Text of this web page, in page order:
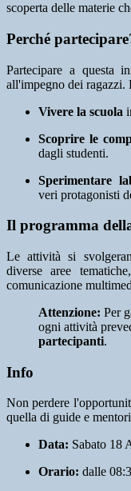
scoperta delle materie
Perché
Partecipare a questa
all'impegno dei ragazzi.
Vivere la scuola
Scoprire le
dagli studenti.
Sperimentare
veri protagonisti
Il programma
Le attività si
diverse aree
comunicazione
Attenzione: Per
ogni attività
partecipanti.
Info
Non perdere
quella di guide e
Data: Sabato 18
Orario: dalle